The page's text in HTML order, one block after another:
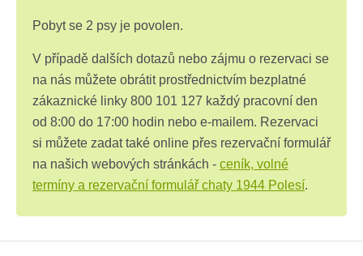
Pobyt se 2 psy je povolen.
V případě dalších dotazů nebo zájmu o rezervaci se
na nás můžete obrátit prostřednictvím bezplatné
zákaznické linky 800 101 127 každý pracovní den
od 8:00 do 17:00 hodin nebo e-mailem. Rezervaci
si můžete zadat také online přes rezervační formulář
na našich webových stránkách - ceník, volné
termíny a rezervační formulář chaty 1944 Polesí.